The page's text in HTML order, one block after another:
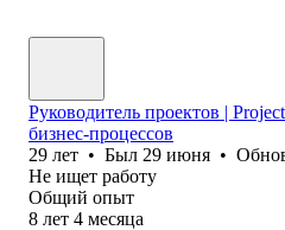
Руководитель проектов |
бизнес-процессов
29 лет • Был 29 июня •
Не ищет работу
Общий опыт
8 лет 4 месяца